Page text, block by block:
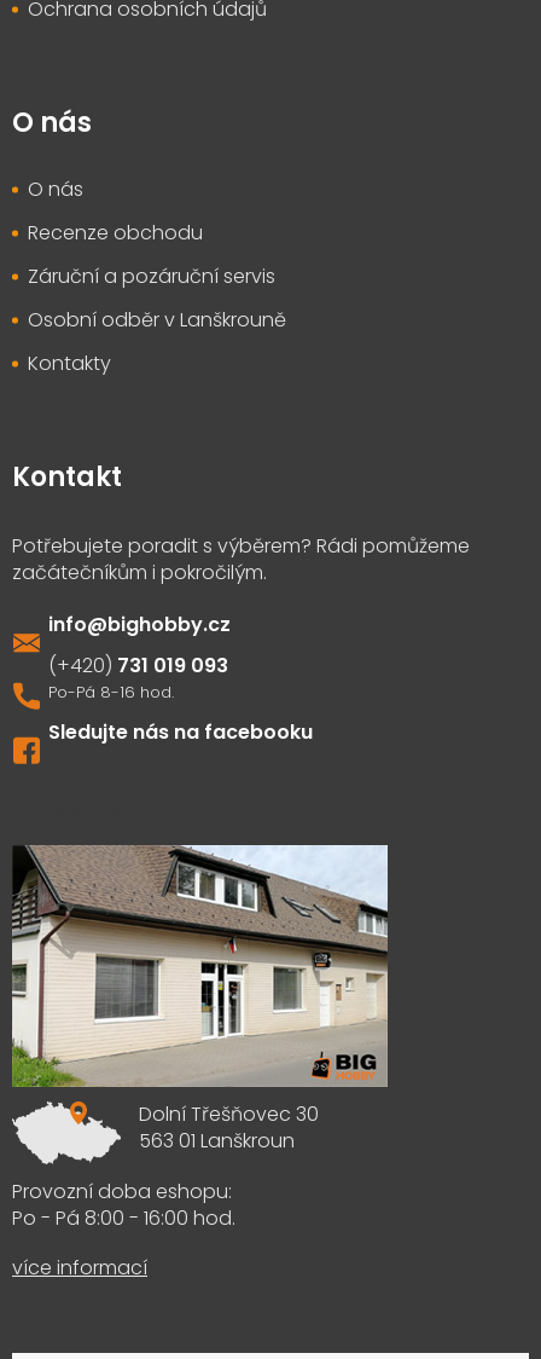
Ochrana osobních údajů
O nás
O nás
Recenze obchodu
Záruční a pozáruční servis
Osobní odběr v Lanškrouně
Kontakty
Kontakt
info@bighobby.cz
731 019 093
Sledujte nás na facebooku
Dolní Třešňovec 30
563 01 Lanškroun
Provozní doba eshopu:
Po - Pá 8:00 - 16:00 hod.
více informací